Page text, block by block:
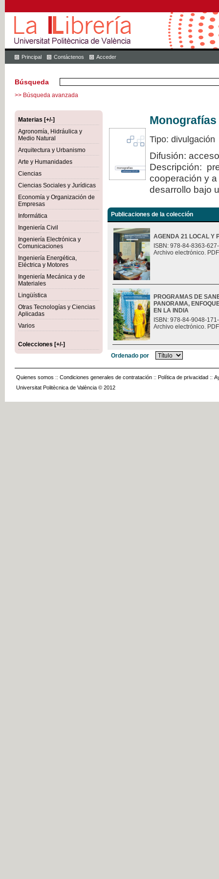
Principal Contáctenos Acceder
Búsqueda
>> Búsqueda avanzada
Materias [+/-]
Agronomía, Hidráulica y
Medio Natural
Arquitectura y Urbanismo
Arte y Humanidades
Ciencias
Ciencias Sociales y Jurídicas
Economía y Organización de
Empresas
Informática
Ingeniería Civil
Ingeniería Electrónica y
Comunicaciones
Ingeniería Energética,
Eléctrica y Motores
Ingeniería Mecánica y de
Materiales
Lingüística
Otras Tecnologías y Ciencias
Aplicadas
Varios
Colecciones [+/-]
Tipo: divulgación
Difusión:
Descripción:
cooperación y
desarrollo bajo
Publicaciones de la colección
AGENDA 21 LOCAL Y
ISBN: 978-84-8363-
Archivo electrónico.
PROGRAMAS DE
PANORAMA,
EN LA INDIA
ISBN: 978-84-9048-
Archivo electrónico.
Ordenado por
Quienes somos :: Condiciones generales de contratación :: Política de privacidad ::
Universitat Politècnica de València © 2012